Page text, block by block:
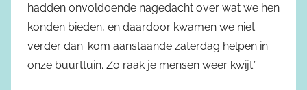
hadden onvoldoende nagedacht over wat we hen
konden bieden, en daardoor kwamen we niet
verder dan: kom aanstaande zaterdag helpen in
onze buurttuin. Zo raak je mensen weer kwijt.”